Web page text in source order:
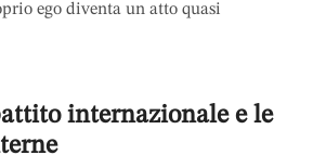
ego diventa un atto quasi
internazionale e le